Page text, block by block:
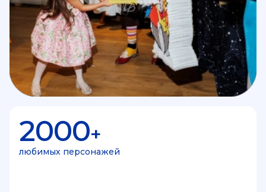
2000+
любимых персонажей